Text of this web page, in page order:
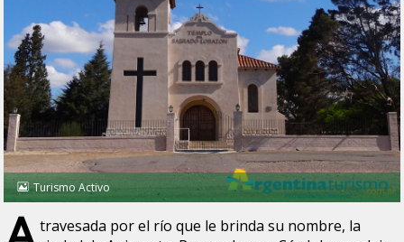
Turismo Activo
travesada por el río que le brinda su nombre, la